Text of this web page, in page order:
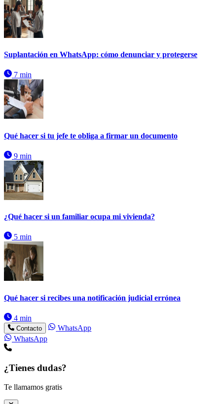
Suplantación en WhatsApp: cómo denunciar y protegerse
7 min
Qué hacer si tu jefe te obliga a firmar un documento
9 min
¿Qué hacer si un familiar ocupa mi vivienda?
5 min
Qué hacer si recibes una notificación judicial errónea
4 min
Contacto
WhatsApp
WhatsApp
¿Tienes dudas?
Te llamamos gratis